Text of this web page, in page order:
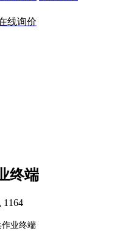
线询价
终端
1164
业终端